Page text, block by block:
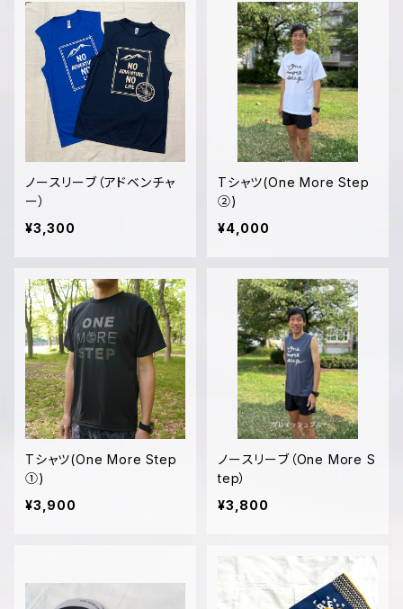
ノースリーブ（アドベンチャ
ー）
¥3,300
Tシャツ(One More Step
②)
¥4,000
Tシャツ(One More Step
①)
¥3,900
ノースリーブ（One More S
tep）
¥3,800